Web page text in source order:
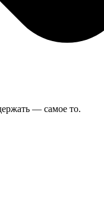
— самое то.